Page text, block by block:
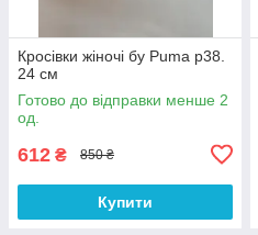
Кросівки жіночі бу Puma р38.
24 см
Готово до відправки менше 2
од.
612 ₴ 850 ₴
Купити